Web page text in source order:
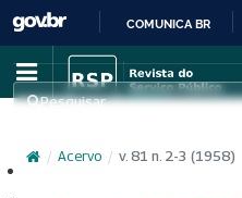
COMUNICA BR
Pesquisar
/ Acervo / v. 81 n. 2-3 (1958)